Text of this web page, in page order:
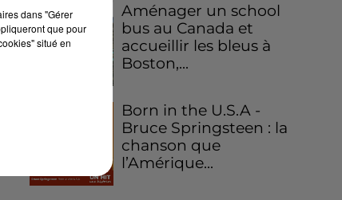
Aménager un school
bus au Canada et
accueillir les bleus à
Boston,...
Born in the U.S.A -
Bruce Springsteen : la
chanson que
l’Amérique...
dans "Gérer
que pour
situé en